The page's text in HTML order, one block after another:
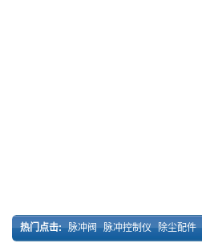
热门点击: 脉冲阀 脉冲控制仪 除尘配件